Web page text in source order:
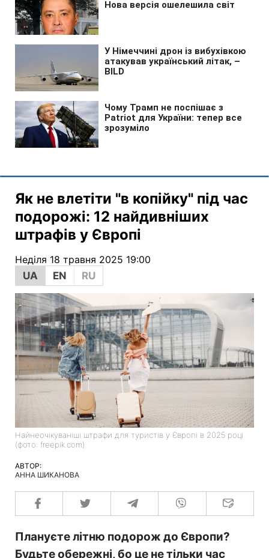
Як не влетіти "в копійку" під час
подорожі: 12 найдивніших
штрафів у Європі
Неділя 18 травня 2025 19:00
UA
EN RU
Найнеочікуваніші штрафи для туристів у Європі в 2025 році
(фото: freepik.com)
АВТОР:
АННА ШИКАНОВА
Плануєте літню подорож до Європи?
Будьте обережні, бо це не тільки час